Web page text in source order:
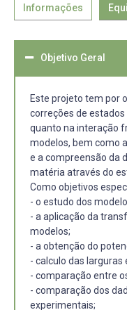
Informações
Objetivo Geral
Este projeto tem por
correções de
quanto na interação
modelos, bem como
e a compreensão da
matéria através do
Como objetivos
- o estudo dos
- a aplicação da
modelos;
- a obtenção do
- calculo das
- comparação entre
- comparação dos
experimentais;